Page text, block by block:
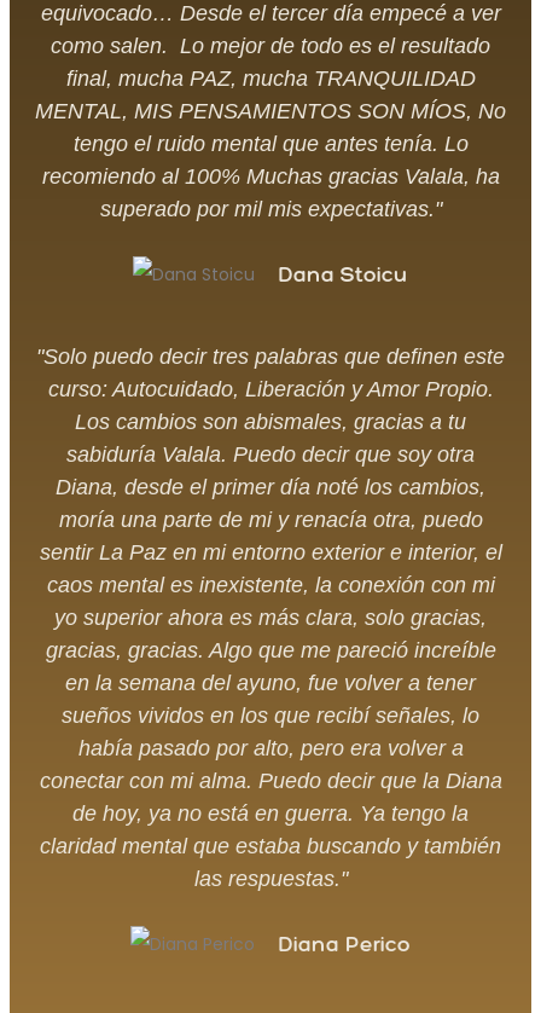
equivocado… Desde el tercer día empecé a ver
como salen. Lo mejor de todo es el resultado
final, mucha PAZ, mucha TRANQUILIDAD
MENTAL, MIS PENSAMIENTOS SON MÍOS, No
tengo el ruido mental que antes tenía. Lo
recomiendo al 100% Muchas gracias Valala, ha
superado por mil mis expectativas."
Dana Stoicu
"Solo puedo decir tres palabras que definen este
curso: Autocuidado, Liberación y Amor Propio.
Los cambios son abismales, gracias a tu
sabiduría Valala. Puedo decir que soy otra
Diana, desde el primer día noté los cambios,
moría una parte de mi y renacía otra, puedo
sentir La Paz en mi entorno exterior e interior, el
caos mental es inexistente, la conexión con mi
yo superior ahora es más clara, solo gracias,
gracias, gracias. Algo que me pareció increíble
en la semana del ayuno, fue volver a tener
sueños vividos en los que recibí señales, lo
había pasado por alto, pero era volver a
conectar con mi alma. Puedo decir que la Diana
de hoy, ya no está en guerra. Ya tengo la
claridad mental que estaba buscando y también
las respuestas."
Diana Perico